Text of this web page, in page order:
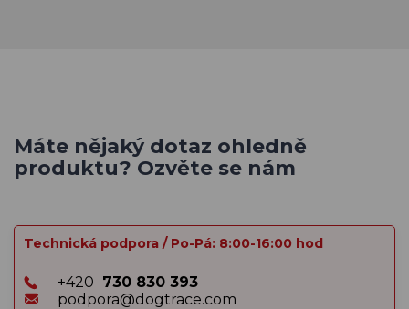
Máte nějaký dotaz ohledně
produktu? Ozvěte se nám
Technická podpora / Po-Pá: 8:00-16:00 hod
+420 730 830 393
podpora@dogtrace.com